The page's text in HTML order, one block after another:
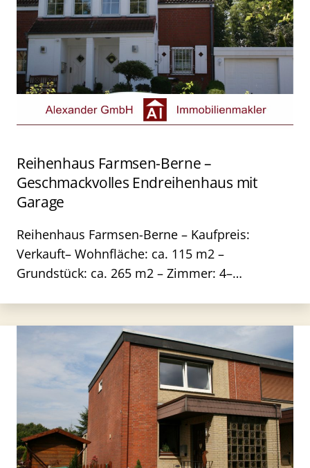
Reihenhaus Farmsen-Berne –
Geschmackvolles Endreihenhaus mit
Garage
Reihenhaus Farmsen-Berne – Kaufpreis:
Verkauft– Wohnfläche: ca. 115 m2 –
Grundstück: ca. 265 m2 – Zimmer: 4–…